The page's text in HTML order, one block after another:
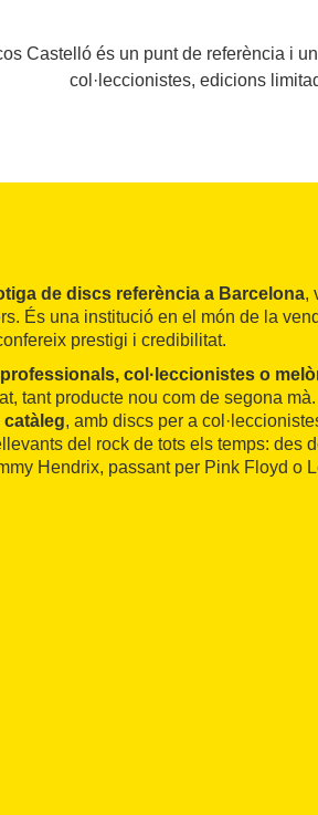
Castelló és un punt de referència i
col·leccionistes, edicions
de discs referència a Barcelona,
És una institució en el món de la
prestigi i credibilitat.
professionals, col·leccionistes o
tant producte nou com de segona
, amb discs per a
del rock de tots els temps: des
Hendrix, passant per Pink Floyd o